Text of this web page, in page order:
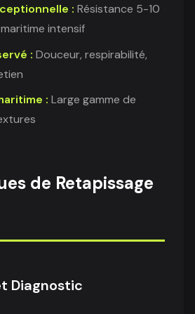
: Résistance 5-10
intensif
: Douceur, respirabilité,
: Large gamme de
de Retapissage
Diagnostic